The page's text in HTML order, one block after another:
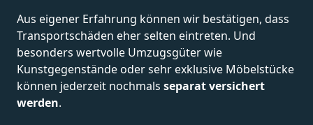
Aus eigener Erfahrung können wir bestätigen, dass
Transportschäden eher selten eintreten. Und
besonders wertvolle Umzugsgüter wie
Kunstgegenstände oder sehr exklusive Möbelstücke
können jederzeit nochmals separat versichert
werden.